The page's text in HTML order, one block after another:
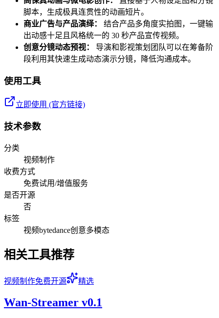
脚本，生成极具连贯性的动画短片。
商业广告与产品演绎：
结合产品多角度实拍图，一键输
出动感十足且风格统一的 30 秒产品宣传视频。
创意分镜动态预视：
导演和影视策划团队可以在筹备阶
段利用其快速生成动态演示分镜，降低沟通成本。
使用工具
立即使用 (官方链接)
技术参数
分类
视频制作
收费方式
免费试用/增值服务
是否开源
否
标签
视频bytedance创意多模态
相关工具推荐
视频制作免费开源 精选
Wan-Streamer v0.1